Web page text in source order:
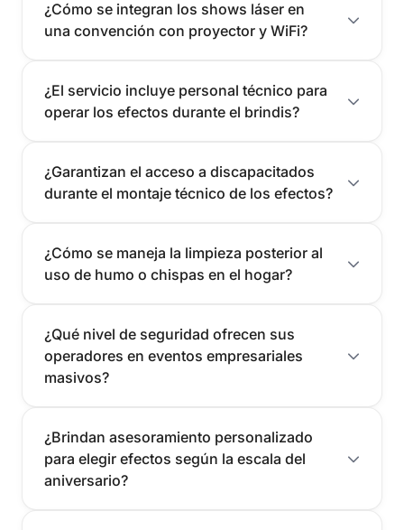
¿Cómo se integran los shows láser en
una convención con proyector y WiFi?
¿El servicio incluye personal técnico para
operar los efectos durante el brindis?
¿Garantizan el acceso a discapacitados
durante el montaje técnico de los efectos?
¿Cómo se maneja la limpieza posterior al
uso de humo o chispas en el hogar?
¿Qué nivel de seguridad ofrecen sus
operadores en eventos empresariales
masivos?
¿Brindan asesoramiento personalizado
para elegir efectos según la escala del
aniversario?